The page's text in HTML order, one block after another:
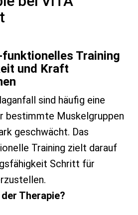
Training
und Kraft
sind häufig eine
bestimmte Muskelgruppen
geschwächt. Das
Training zielt darauf
Schritt für
Therapie?